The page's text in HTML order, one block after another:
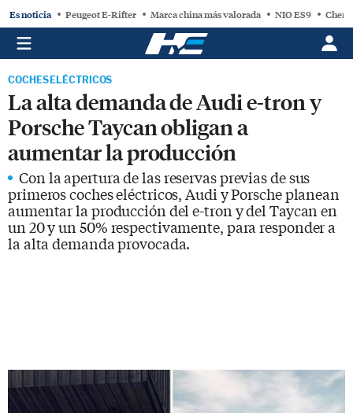
Es noticia Peugeot E-Rifter Marca china más valorada NIO ES9 Chery
COCHES ELÉCTRICOS
La alta demanda de Audi e-tron y
Porsche Taycan obligan a
aumentar la producción
Con la apertura de las reservas previas de sus
primeros coches eléctricos, Audi y Porsche planean
aumentar la producción del e-tron y del Taycan en
un 20 y un 50% respectivamente, para responder a
la alta demanda provocada.